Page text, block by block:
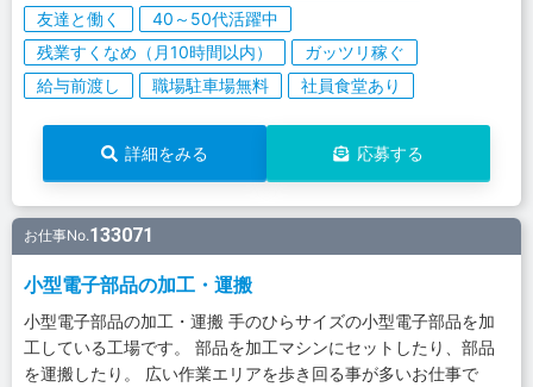
友達と働く
40～50代活躍中
残業すくなめ（月10時間以内）
ガッツリ稼ぐ
給与前渡し
職場駐車場無料 社員食堂あり
詳細をみる 応募する
お仕事No.133071
小型電子部品の加工・運搬
小型電子部品の加工・運搬 手のひらサイズの小型電子部品を加
工している工場です。 部品を加工マシンにセットしたり、部品
を運搬したり。 広い作業エリアを歩き回る事が多いお仕事で